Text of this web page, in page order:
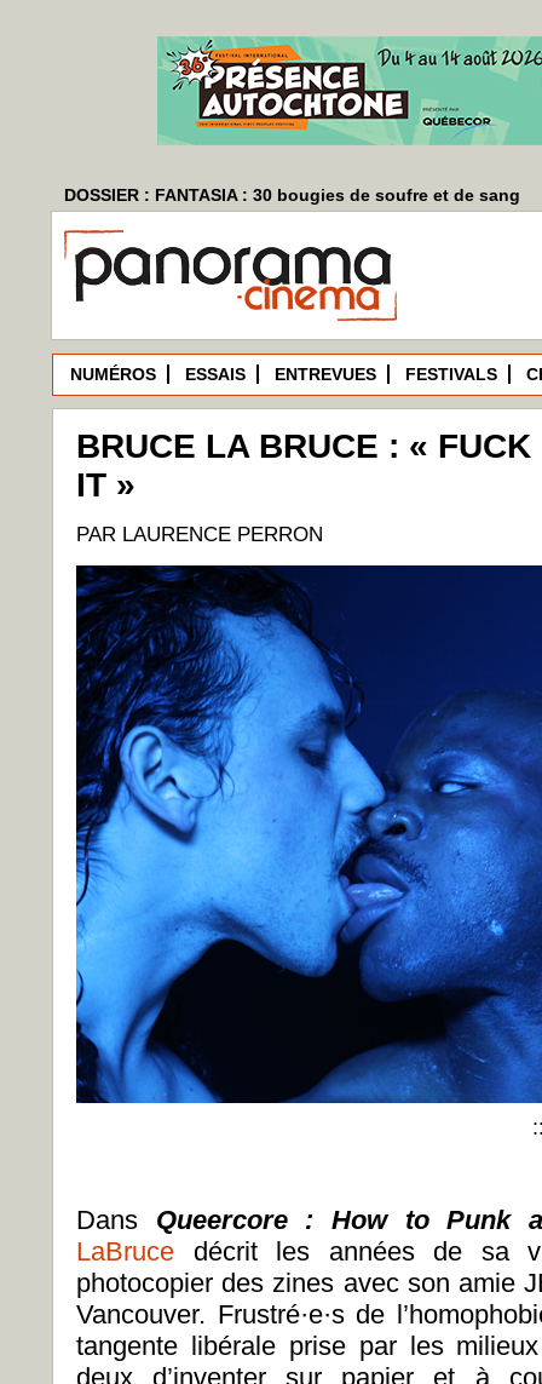
DOSSIER : FANTASIA : 30 bougies de soufre et de sang
NUMÉROS ESSAIS ENTREVUES FESTIVALS
BRUCE LA BRUCE : «
IT »
PAR LAURENCE PERRON
Dans Queercore : How to Punk
LaBruce décrit les années de sa
photocopier des zines avec son amie
Vancouver. Frustré·e·s de
tangente libérale prise par les
deux d’inventer sur papier et à